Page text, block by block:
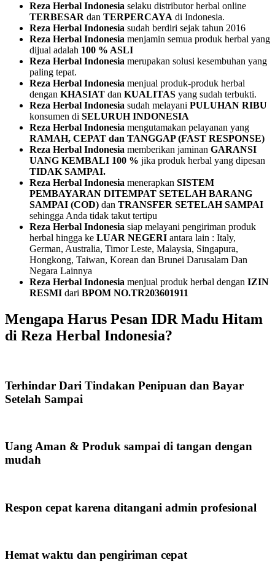
Reza Herbal Indonesia selaku distributor herbal online
TERBESAR dan TERPERCAYA di Indonesia.
Reza Herbal Indonesia sudah berdiri sejak tahun 2016
Reza Herbal Indonesia menjamin semua produk herbal yang
dijual adalah 100 % ASLI
Reza Herbal Indonesia merupakan solusi kesembuhan yang
paling tepat.
Reza Herbal Indonesia menjual produk-produk herbal
dengan KHASIAT dan KUALITAS yang sudah terbukti.
Reza Herbal Indonesia sudah melayani PULUHAN RIBU
konsumen di SELURUH INDONESIA
Reza Herbal Indonesia mengutamakan pelayanan yang
RAMAH, CEPAT dan TANGGAP (FAST RESPONSE)
Reza Herbal Indonesia memberikan jaminan GARANSI
UANG KEMBALI 100 % jika produk herbal yang dipesan
TIDAK SAMPAI.
Reza Herbal Indonesia menerapkan SISTEM
PEMBAYARAN DITEMPAT SETELAH BARANG
SAMPAI (COD) dan TRANSFER SETELAH SAMPAI
sehingga Anda tidak takut tertipu
Reza Herbal Indonesia siap melayani pengiriman produk
herbal hingga ke LUAR NEGERI antara lain : Italy,
German, Australia, Timor Leste, Malaysia, Singapura,
Hongkong, Taiwan, Korean dan Brunei Darusalam Dan
Negara Lainnya
Reza Herbal Indonesia menjual produk herbal dengan IZIN
RESMI dari BPOM NO.TR203601911
Mengapa Harus Pesan IDR Madu Hitam
di Reza Herbal Indonesia?
Terhindar Dari Tindakan Penipuan dan Bayar
Setelah Sampai
Uang Aman & Produk sampai di tangan dengan
mudah
Respon cepat karena ditangani admin profesional
Hemat waktu dan pengiriman cepat